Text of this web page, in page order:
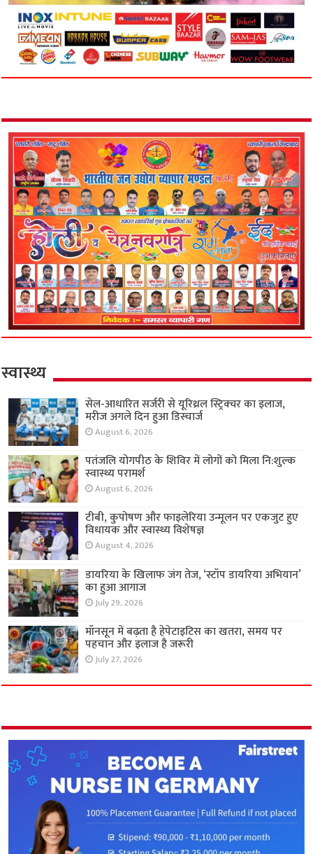
स्वास्थ्य
सेल-आधारित सर्जरी से यूरिथ्रल स्ट्रिक्चर का इलाज,
मरीज अगले दिन हुआ डिस्चार्ज
August 6, 2026
पतंजलि योगपीठ के शिविर में लोगों को मिला नि:शुल्क
स्वास्थ्य परामर्श
August 6, 2026
टीबी, कुपोषण और फाइलेरिया उन्मूलन पर एकजुट हुए
विधायक और स्वास्थ्य विशेषज्ञ
August 4, 2026
डायरिया के खिलाफ जंग तेज, ‘स्टॉप डायरिया अभियान’
का हुआ आगाज
July 29, 2026
मॉनसून में बढ़ता है हेपेटाइटिस का खतरा, समय पर
पहचान और इलाज है जरूरी
July 27, 2026